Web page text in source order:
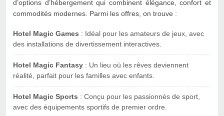
d’options d’hébergement qui combinent élégance, confort et
commodités modernes. Parmi les offres, on trouve :
Hotel Magic Games : Idéal pour les amateurs de jeux, avec
des installations de divertissement interactives.
Hotel Magic Fantasy : Un lieu où les rêves deviennent
réalité, parfait pour les familles avec enfants.
Hotel Magic Sports : Conçu pour les passionnés de sport,
avec des équipements sportifs de premier ordre.